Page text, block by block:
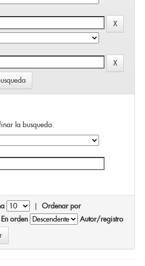
la busqueda.
| Ordenar por
En orden
Autor/registro